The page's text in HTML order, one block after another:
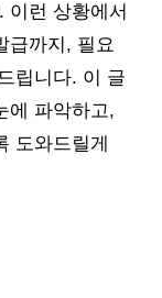
이런 상황에서
급까지, 필요
립니다. 이 글
에 파악하고,
도와드릴게